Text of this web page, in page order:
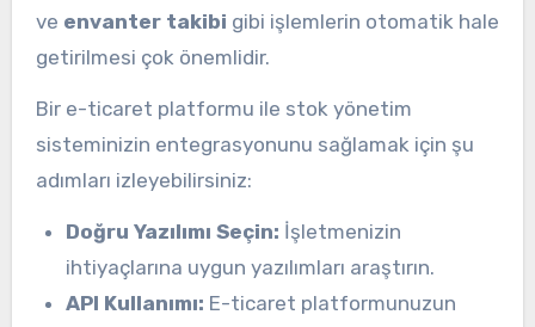
ve envanter takibi gibi işlemlerin otomatik hale
getirilmesi çok önemlidir.
Bir e-ticaret platformu ile stok yönetim
sisteminizin entegrasyonunu sağlamak için şu
adımları izleyebilirsiniz:
Doğru Yazılımı Seçin: İşletmenizin
ihtiyaçlarına uygun yazılımları araştırın.
API Kullanımı: E-ticaret platformunuzun